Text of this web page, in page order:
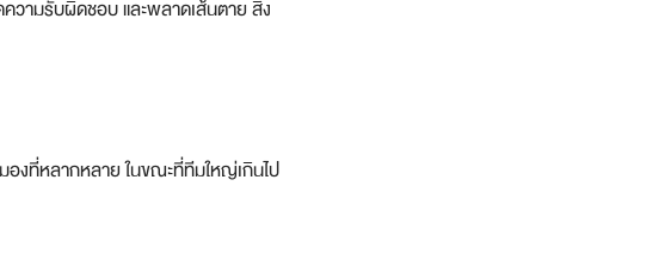
วามรับผิดชอบ และพลาดเส้นตาย สิ่ง
งที่หลากหลาย ในขณะที่ทีมใหญ่เกินไป